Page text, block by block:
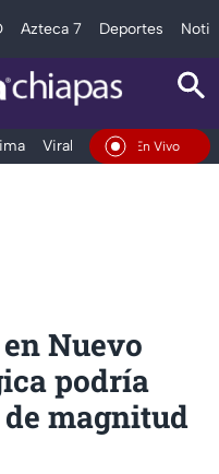
Azteca 7 Deportes
Viral y Tendencia
En Vivo
Nuevo
podría
magnitud